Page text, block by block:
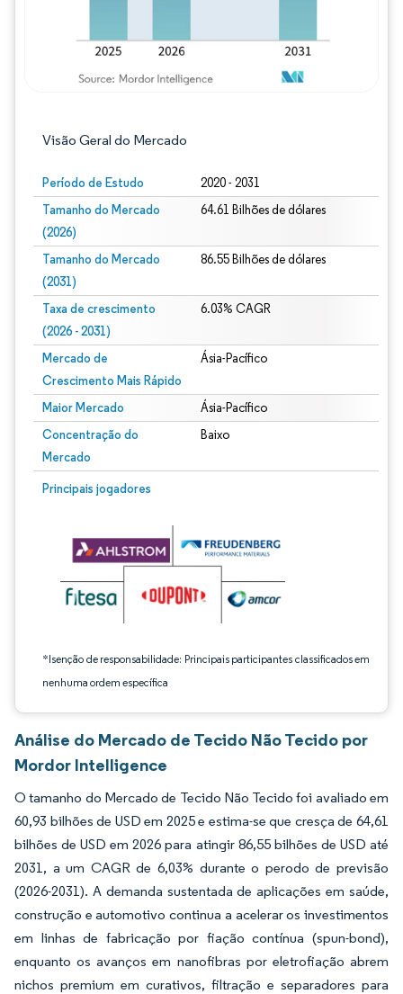
Visão Geral do Mercado
Período de Estudo 2020 - 2031
Tamanho do Mercado
(2026)
64.61 Bilhões de dólares
Tamanho do Mercado
(2031)
86.55 Bilhões de dólares
Taxa de crescimento
(2026 - 2031)
6.03% CAGR
Mercado de
Crescimento Mais Rápido
Ásia-Pacífico
Maior Mercado Ásia-Pacífico
Concentração do
Mercado
Baixo
Principais jogadores
*Isenção de responsabilidade: Principais participantes classificados em
nenhuma ordem específica
Imagem © Mordor Intelligence. O reuso requer atribuição conforme CC BY 4.0.
Análise do Mercado de Tecido Não Tecido por
Mordor Intelligence
O tamanho do Mercado de Tecido Não Tecido foi avaliado em
60,93 bilhões de USD em 2025 e estima-se que cresça de 64,61
bilhões de USD em 2026 para atingir 86,55 bilhões de USD até
2031, a um CAGR de 6,03% durante o perodo de previsão
(2026-2031). A demanda sustentada de aplicações em saúde,
construção e automotivo continua a acelerar os investimentos
em linhas de fabricação por fiação contínua (spun-bond),
enquanto os avanços em nanofibras por eletrofiação abrem
nichos premium em curativos, filtração e separadores para